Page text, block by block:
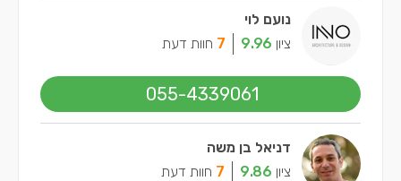
נועם לוי
ציון 9.96
7 חוות דעת
055-4339061
דניאל בן משה
ציון 9.86
7 חוות דעת